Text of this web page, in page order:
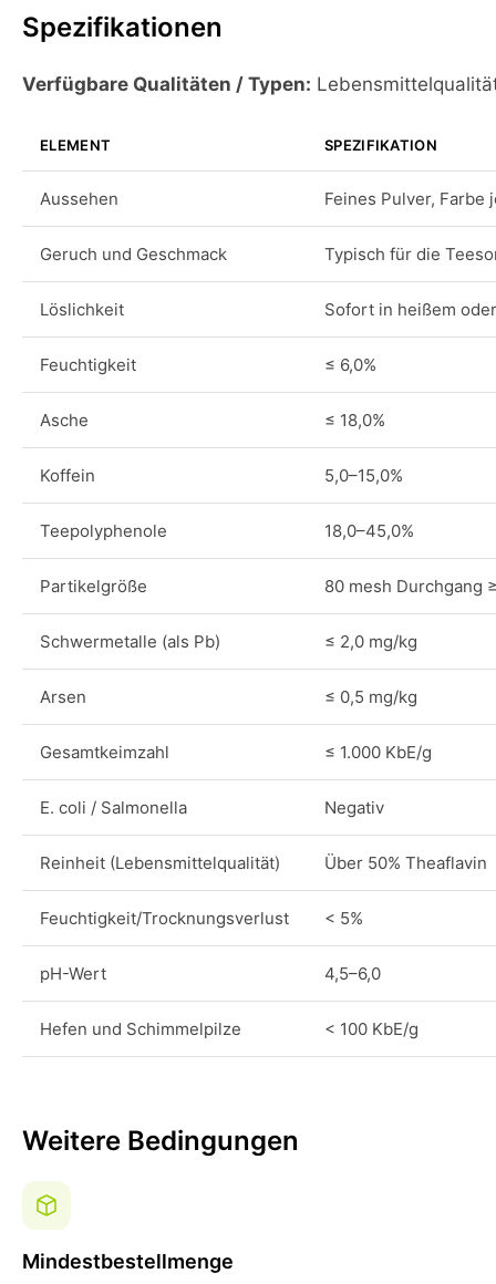
Spezifikationen
Verfügbare Qualitäten / Typen:
ELEMENT SPEZIFIKATION
Aussehen Feines Pulver, Farbe
Geruch und Geschmack Typisch für die
Löslichkeit Sofort in heißem
Feuchtigkeit ≤ 6,0%
Asche ≤ 18,0%
Koffein 5,0–15,0%
Teepolyphenole 18,0–45,0%
Partikelgröße 80 mesh Durchgang
Schwermetalle (als Pb) ≤ 2,0 mg/kg
Arsen ≤ 0,5 mg/kg
Gesamtkeimzahl ≤ 1.000 KbE/g
E. coli / Salmonella Negativ
Reinheit (Lebensmittelqualität) Über 50% Theaflavin
Feuchtigkeit/Trocknungsverlust < 5%
pH-Wert 4,5–6,0
Hefen und Schimmelpilze < 100 KbE/g
Weitere Bedingungen
Mindestbestellmenge